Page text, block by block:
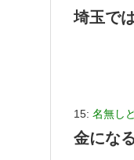
埼玉で
15: 名無し
金にな